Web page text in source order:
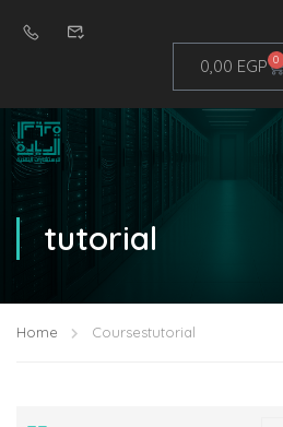
0,00 EGP 0
tutorial
Home Coursestutorial